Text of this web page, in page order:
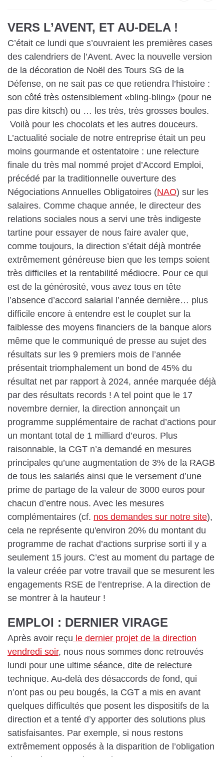
VERS L’AVENT, ET AU-DELA !
C’était ce lundi que s’ouvraient les premières cases
des calendriers de l’Avent. Avec la nouvelle version
de la décoration de Noël des Tours SG de la
Défense, on ne sait pas ce que retiendra l’histoire :
son côté très ostensiblement «bling-bling» (pour ne
pas dire kitsch) ou … les très, très grosses boules.
Voilà pour les chocolats et les autres douceurs.
L’actualité sociale de notre entreprise était un peu
moins gourmande et ostentatoire : une relecture
finale du très mal nommé projet d’Accord Emploi,
précédé par la traditionnelle ouverture des
Négociations Annuelles Obligatoires (NAO) sur les
salaires. Comme chaque année, le directeur des
relations sociales nous a servi une très indigeste
tartine pour essayer de nous faire avaler que,
comme toujours, la direction s’était déjà montrée
extrêmement généreuse bien que les temps soient
très difficiles et la rentabilité médiocre. Pour ce qui
est de la générosité, vous avez tous en tête
l’absence d’accord salarial l’année dernière… plus
difficile encore à entendre est le couplet sur la
faiblesse des moyens financiers de la banque alors
même que le communiqué de presse au sujet des
résultats sur les 9 premiers mois de l’année
présentait triomphalement un bond de 45% du
résultat net par rapport à 2024, année marquée déjà
par des résultats records ! A tel point que le 17
novembre dernier, la direction annonçait un
programme supplémentaire de rachat d’actions pour
un montant total de 1 milliard d’euros. Plus
raisonnable, la CGT n’a demandé en mesures
principales qu’une augmentation de 3% de la RAGB
de tous les salariés ainsi que le versement d’une
prime de partage de la valeur de 3000 euros pour
chacun d’entre nous. Avec les mesures
complémentaires (cf. nos demandes sur notre site),
cela ne représente qu'environ 20% du montant du
programme de rachat d’actions surprise sorti il y a
seulement 15 jours. C’est au moment du partage de
la valeur créée par votre travail que se mesurent les
engagements RSE de l’entreprise. A la direction de
se montrer à la hauteur !
EMPLOI : DERNIER VIRAGE
Après avoir reçu le dernier projet de la direction
vendredi soir, nous nous sommes donc retrouvés
lundi pour une ultime séance, dite de relecture
technique. Au-delà des désaccords de fond, qui
n’ont pas ou peu bougés, la CGT a mis en avant
quelques difficultés que posent les dispositifs de la
direction et a tenté d’y apporter des solutions plus
satisfaisantes. Par exemple, si nous restons
extrêmement opposés à la disparition de l’obligation